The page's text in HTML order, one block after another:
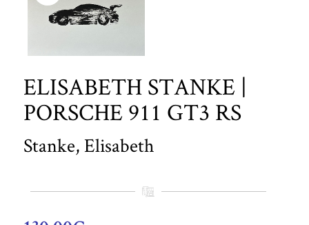
ELISABETH STANKE |
PORSCHE 911 GT3 RS
Stanke, Elisabeth